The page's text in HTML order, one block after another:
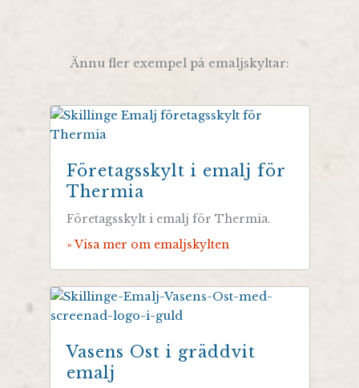
Ännu fler exempel på emaljskyltar:
Företagsskylt i emalj för
Thermia
Företagsskylt i emalj för Thermia.
» Visa mer om emaljskylten
Vasens Ost i gräddvit
emalj